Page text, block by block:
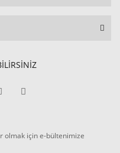
olmak için e-bültenimize